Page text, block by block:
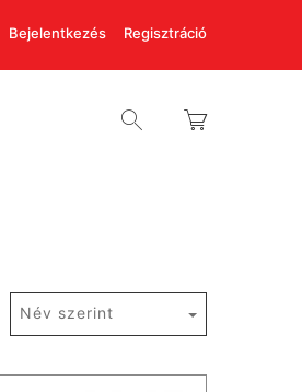
Bejelentkezés Regisztráció
Név szerint